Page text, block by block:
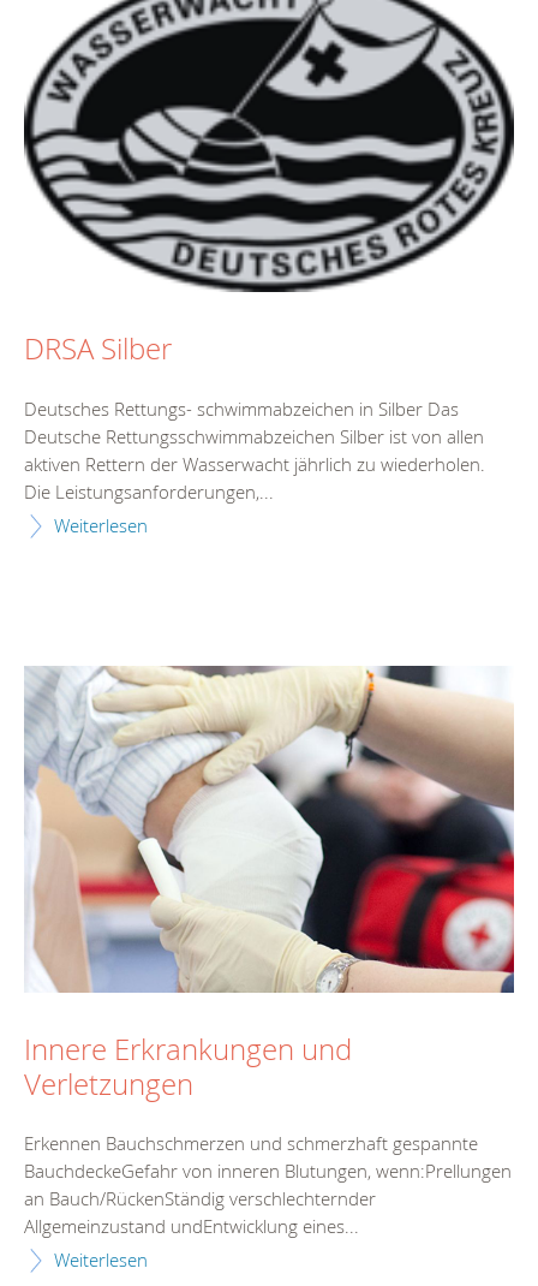
DRSA Silber
Deutsches Rettungs- schwimmabzeichen in Silber Das
Deutsche Rettungsschwimmabzeichen Silber ist von allen
aktiven Rettern der Wasserwacht jährlich zu wiederholen.
Die Leistungsanforderungen,...
Weiterlesen
Innere Erkrankungen und
Verletzungen
Erkennen Bauchschmerzen und schmerzhaft gespannte
BauchdeckeGefahr von inneren Blutungen, wenn:Prellungen
an Bauch/RückenStändig verschlechternder
Allgemeinzustand undEntwicklung eines...
Weiterlesen